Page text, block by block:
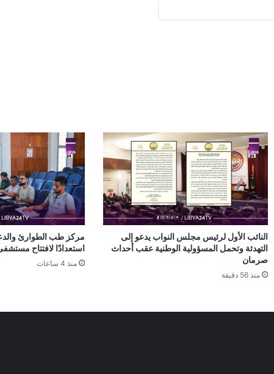
النائب الأول لرئيس مجلس النواب يدعو إلى
التهدئة وتحمل المسؤولية الوطنية عقب أحداث
صرمان
منذ 56 دقيقة
مركز طب الطوارئ
استعدادًا لافتتاح
منذ 4 ساعات